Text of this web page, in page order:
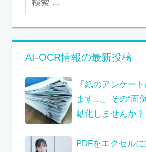
AI-OCR情報の最新投稿
「紙のアンケー
ます…」その“面
動化しませんか？
PDFをエクセル